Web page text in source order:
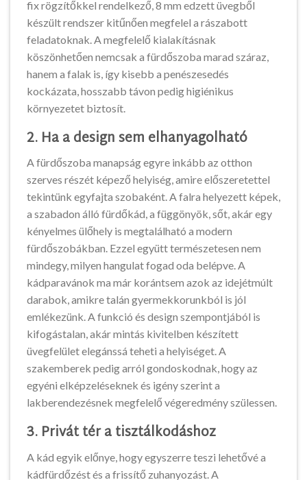
fix rögzítőkkel rendelkező, 8 mm edzett üvegből
készült rendszer kitűnően megfelel a rászabott
feladatoknak. A megfelelő kialakításnak
köszönhetően nemcsak a fürdőszoba marad száraz,
hanem a falak is, így kisebb a penészesedés
kockázata, hosszabb távon pedig higiénikus
környezetet biztosít.
2. Ha a design sem elhanyagolható
A fürdőszoba manapság egyre inkább az otthon
szerves részét képező helyiség, amire előszeretettel
tekintünk egyfajta szobaként. A falra helyezett képek,
a szabadon álló fürdőkád, a függönyök, sőt, akár egy
kényelmes ülőhely is megtalálható a modern
fürdőszobákban. Ezzel együtt természetesen nem
mindegy, milyen hangulat fogad oda belépve. A
kádparavánok ma már korántsem azok az idejétmúlt
darabok, amikre talán gyermekkorunkból is jól
emlékezünk. A funkció és design szempontjából is
kifogástalan, akár mintás kivitelben készített
üvegfelület elegánssá teheti a helyiséget. A
szakemberek pedig arról gondoskodnak, hogy az
egyéni elképzeléseknek és igény szerint a
lakberendezésnek megfelelő végeredmény szülessen.
3. Privát tér a tisztálkodáshoz
A kád egyik előnye, hogy egyszerre teszi lehetővé a
kádfürdőzést és a frissítő zuhanyozást. A